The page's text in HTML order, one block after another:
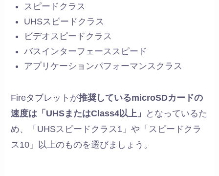
スピードクラス
UHSスピードクラス
ビデオスピードクラス
バスインターフェーススピード
アプリケーションパフォーマンスクラス
Fireタブレットが推奨しているmicroSDカードの
速度は「UHSまたはClass4以上」
となっているた
め、「UHSスピードクラス1」や「スピードクラ
ス10」以上のものを選びましょう。